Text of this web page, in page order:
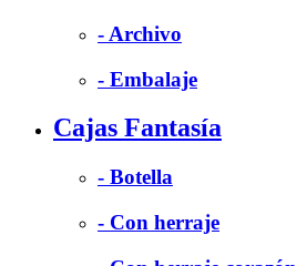
- Archivo
- Embalaje
Cajas Fantasía
- Botella
- Con herraje